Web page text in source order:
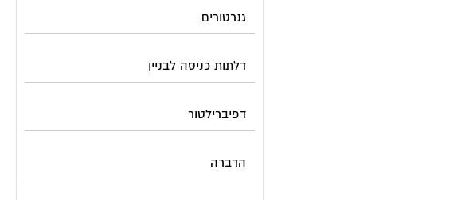
גנרטורים
דלתות כניסה לבניין
דפיברילטור
הדברה